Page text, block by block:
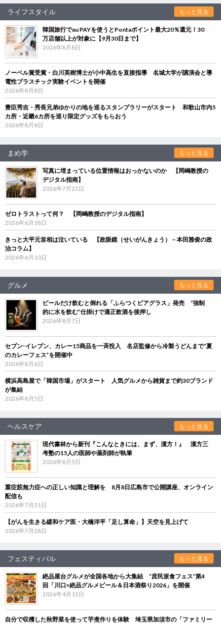
ライフスタイル もっと見る
韓国旅行でau PAYを使うとPontaポイント最大20％還元！30
万店舗以上が対象に【9月30日まで】
2026年8月8日
ノーベル賞受賞・白川英樹博士が小中高生を直接指導 名城大学が講演会と導
電性プラスチック実験イベントを開催
2026年8月8日
豊臣秀吉・秀長兄弟ゆかりの地を巡るスタンプラリーがスタート 和歌山市内5
カ所・近畿6カ所を巡り限定グッズをもらおう
2026年8月8日
まめ学 もっと見る
写真に埋まっている位置情報はおっかないのか 【岡嶋教授の
デジタル指南】
2026年7月22日
ゼロトラストって何？ 【岡嶋教授のデジタル指南】
2026年6月18日
きっと大平元首相は泣いている 【政眼鏡（せいがんきょう）－本田雅俊の政
治コラム】
2026年6月10日
グルメ もっと見る
ビールだけ飲むと倒れる「ふらつくビアグラス」発売 “強制
的に水を飲む”仕掛けで適正飲酒を後押し
2026年8月7日
セブン‐イレブン、カレー15商品を一斉投入 名店監修から冷製うどんまで“夏
のカレーフェス”を開催中
2026年8月6日
横浜高島屋で「韓国市場」がスタート 人気グルメから雑貨まで約30ブランド
が集結
2026年8月5日
ヘルスケア もっと見る
現代書林から新刊『こんなときには、まず、漢方！』 漢方三
考塾の15人の医師や薬剤師が執筆
2026年8月5日
重症筋無力症への正しい知識と理解を 8月8日広島市で公開講座、オンライン
配信も
2026年7月31日
【がんを生きる緩和ケア医・大橋洋平「足し算命」】天空を見上げて
2026年7月28日
フェスティバル もっと見る
絶品屋台グルメが全国各地から大集結 “庶民派食フェス”第4
回「川口×絶品グルメビール＆日本酒祭り2026」を開催
2026年4月15日
自分で収穫した秋野菜を使って芋煮作りを体験 埼玉県加須市の「ファミリー